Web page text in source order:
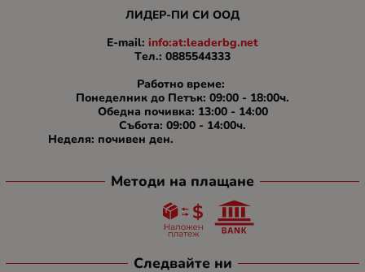
ЛИДЕР-ПИ СИ ООД
E-mail: info:at:leaderbg.net
Tел.: 0885544333
Работно време:
Понеделник до Петък: 09:00 - 18:00ч.
Обедна почивка: 13:00 - 14:00
Събота: 09:00 - 14:00ч.
Неделя: почивен ден.
Методи на плащане
Следвайте ни